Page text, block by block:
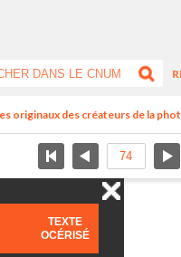
originaux des créateurs de la
TEXTE
OCÉRISÉ